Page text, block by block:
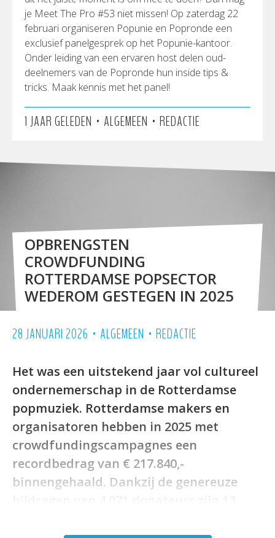
je Meet The Pro #53 niet missen! Op zaterdag 22
februari organiseren Popunie en Popronde een
exclusief panelgesprek op het Popunie-kantoor.
Onder leiding van een ervaren host delen oud-
deelnemers van de Popronde hun inside tips &
tricks. Maak kennis met het panel!
1 JAAR GELEDEN • ALGEMEEN • REDACTIE
OPBRENGSTEN
CROWDFUNDING
ROTTERDAMSE POPSECTOR
WEDEROM GESTEGEN IN 2025
28 JANUARI 2026 • ALGEMEEN • REDACTIE
Het was een uitstekend jaar vol cultureel
ondernemerschap in de Rotterdamse
popmuziek. Rotterdamse makers en
organisatoren hebben in 2025 met
crowdfundingscampagnes een
recordbedrag van € 217.840,-
binnengehaald. Dankzij de genereuze